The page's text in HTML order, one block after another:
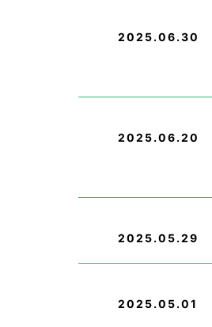
2025.06.30
2025.06.20
2025.05.29
2025.05.01